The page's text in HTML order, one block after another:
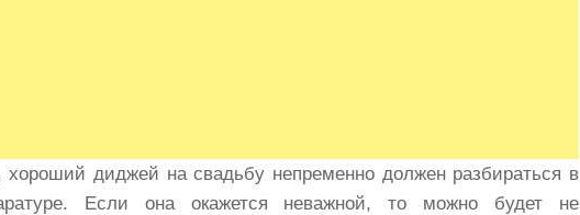
диджей на свадьбу непременно должен разбираться в
Если она окажется неважной, то можно будет не